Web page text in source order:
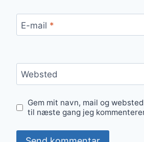
E-mail *
Websted
Gem mit navn, mail og
til næste gang jeg